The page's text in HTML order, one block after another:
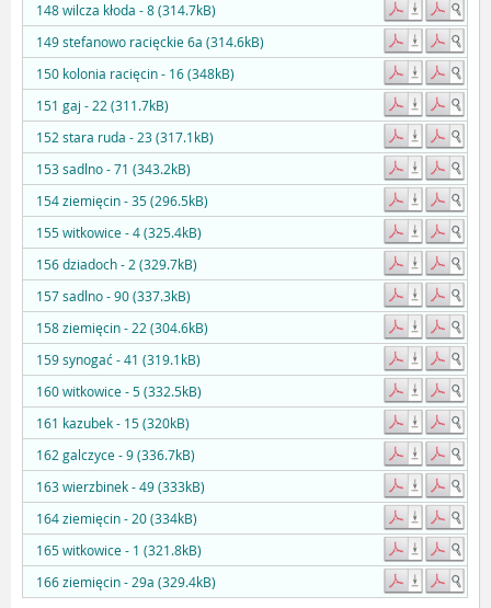
148 wilcza kłoda - 8 (314.7kB)
149 stefanowo racięckie 6a (314.6kB)
150 kolonia racięcin - 16 (348kB)
151 gaj - 22 (311.7kB)
152 stara ruda - 23 (317.1kB)
153 sadlno - 71 (343.2kB)
154 ziemięcin - 35 (296.5kB)
155 witkowice - 4 (325.4kB)
156 dziadoch - 2 (329.7kB)
157 sadlno - 90 (337.3kB)
158 ziemięcin - 22 (304.6kB)
159 synogać - 41 (319.1kB)
160 witkowice - 5 (332.5kB)
161 kazubek - 15 (320kB)
162 galczyce - 9 (336.7kB)
163 wierzbinek - 49 (333kB)
164 ziemięcin - 20 (334kB)
165 witkowice - 1 (321.8kB)
166 ziemięcin - 29a (329.4kB)